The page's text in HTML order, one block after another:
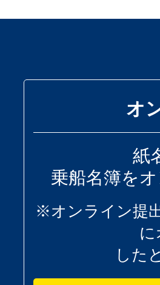
オ
紙
乗船名簿を
※オンライン提
に
した